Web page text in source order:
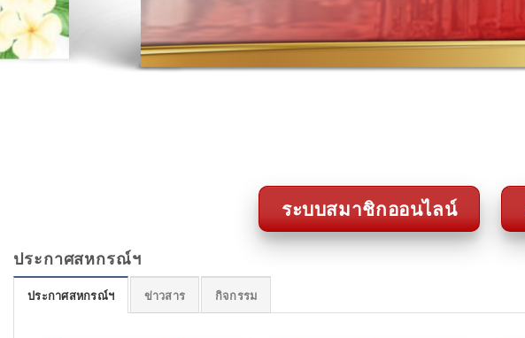
ระบบสมาชิกออนไลน์
ประกาศสหกรณ์ฯ
ประกาศสหกรณ์ฯ ข่าวสาร กิจกรรม